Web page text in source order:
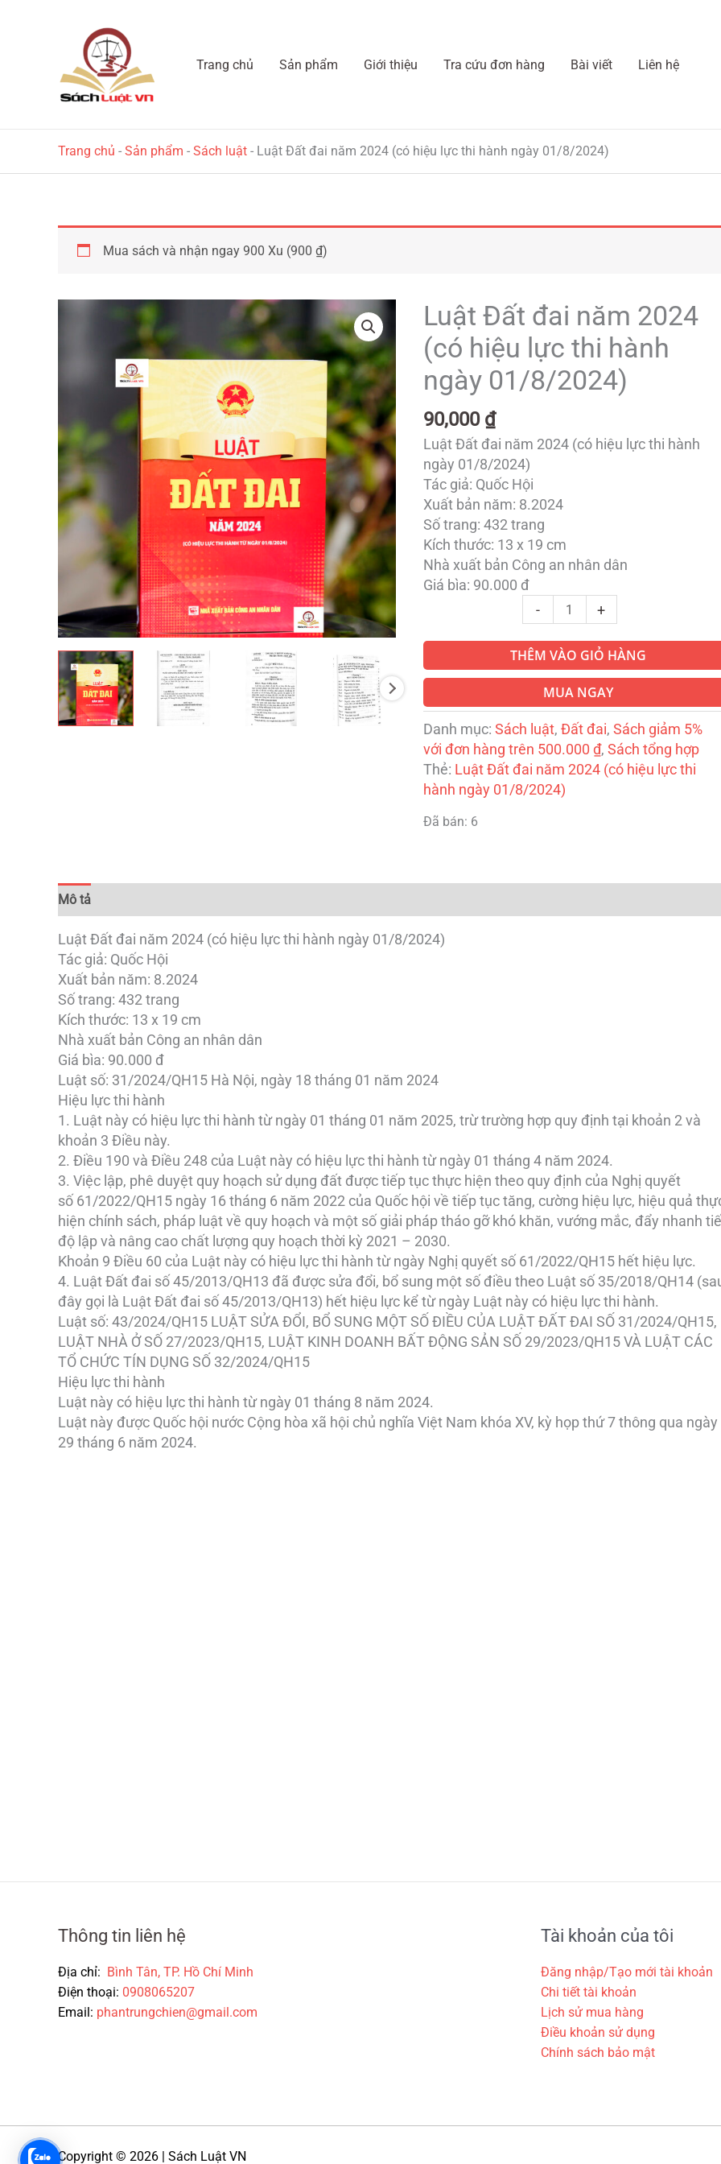
Trang chủ Sản phẩm Giới thiệu Tra cứu đơn hàng Bài viết Liên hệ
Trang chủ - Sản phẩm - Sách luật - Luật Đất đai năm 2024 (có hiệu lực thi hành ngày 01/8/2024)
Mua sách và nhận ngay 900 Xu (900 ₫)
Luật Đất đai năm 2024
(có hiệu lực thi hành
ngày 01/8/2024)
90,000 ₫
Luật Đất đai năm 2024 (có hiệu lực thi hành
ngày 01/8/2024)
Tác giả: Quốc Hội
Xuất bản năm: 8.2024
Số trang: 432 trang
Kích thước: 13 x 19 cm
Nhà xuất bản Công an nhân dân
Giá bìa: 90.000 đ
-
Luật
Đất
năm
2024
lực
thi
hành
ngày
01/8/2024)
số
lượng
+
THÊM VÀO GIỎ HÀNG
MUA NGAY
Danh mục: Sách luật, Đất đai, Sách giảm 5%
với đơn hàng trên 500.000 ₫, Sách tổng hợp
Thẻ: Luật Đất đai năm 2024 (có hiệu lực thi
hành ngày 01/8/2024)
Đã bán: 6
Mô tả
Luật Đất đai năm 2024 (có hiệu lực thi hành ngày 01/8/2024)
Tác giả: Quốc Hội
Xuất bản năm: 8.2024
Số trang: 432 trang
Kích thước: 13 x 19 cm
Nhà xuất bản Công an nhân dân
Giá bìa: 90.000 đ
Luật số: 31/2024/QH15 Hà Nội, ngày 18 tháng 01 năm 2024
Hiệu lực thi hành
1. Luật này có hiệu lực thi hành từ ngày 01 tháng 01 năm 2025, trừ trường hợp quy định tại khoản 2 và
khoản 3 Điều này.
2. Điều 190 và Điều 248 của Luật này có hiệu lực thi hành từ ngày 01 tháng 4 năm 2024.
3. Việc lập, phê duyệt quy hoạch sử dụng đất được tiếp tục thực hiện theo quy định của Nghị quyết
số 61/2022/QH15 ngày 16 tháng 6 năm 2022 của Quốc hội về tiếp tục tăng, cường hiệu lực, hiệu quả
hiện chính sách, pháp luật về quy hoạch và một số giải pháp tháo gỡ khó khăn, vướng mắc, đẩy nhanh
độ lập và nâng cao chất lượng quy hoạch thời kỳ 2021 – 2030.
Khoản 9 Điều 60 của Luật này có hiệu lực thi hành từ ngày Nghị quyết số 61/2022/QH15 hết hiệu lực.
4. Luật Đất đai số 45/2013/QH13 đã được sửa đổi, bổ sung một số điều theo Luật số 35/2018/QH14
đây gọi là Luật Đất đai số 45/2013/QH13) hết hiệu lực kể từ ngày Luật này có hiệu lực thi hành.
Luật số: 43/2024/QH15 LUẬT SỬA ĐỔI, BỔ SUNG MỘT SỐ ĐIỀU CỦA LUẬT ĐẤT ĐAI SỐ 31/2024/QH15,
LUẬT NHÀ Ở SỐ 27/2023/QH15, LUẬT KINH DOANH BẤT ĐỘNG SẢN SỐ 29/2023/QH15 VÀ LUẬT CÁC
TỔ CHỨC TÍN DỤNG SỐ 32/2024/QH15
Hiệu lực thi hành
Luật này có hiệu lực thi hành từ ngày 01 tháng 8 năm 2024.
Luật này được Quốc hội nước Cộng hòa xã hội chủ nghĩa Việt Nam khóa XV, kỳ họp thứ 7 thông qua ngày
29 tháng 6 năm 2024.
Thông tin liên hệ
Địa chỉ: Bình Tân, TP. Hồ Chí Minh
Điện thoại: 0908065207
Email: phantrungchien@gmail.com
Tài khoản của tôi
Đăng nhập/Tạo mới tài khoản
Chi tiết tài khoản
Lịch sử mua hàng
Điều khoản sử dụng
Chính sách bảo mật
Copyright © 2026 | Sách Luật VN